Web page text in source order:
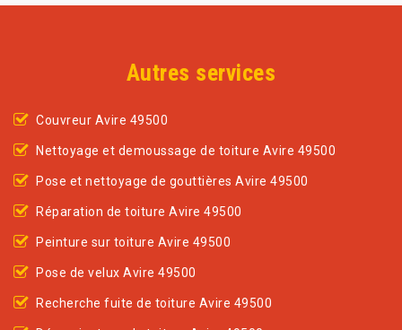
Autres services
Couvreur Avire 49500
Nettoyage et demoussage de toiture Avire 49500
Pose et nettoyage de gouttières Avire 49500
Réparation de toiture Avire 49500
Peinture sur toiture Avire 49500
Pose de velux Avire 49500
Recherche fuite de toiture Avire 49500